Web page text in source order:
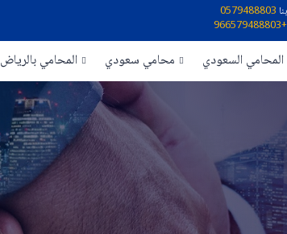
0579488803
+966579488803
المحامي السعودي محامي سعودي المحامي بالرياض